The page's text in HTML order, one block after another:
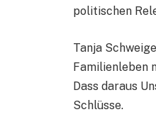
politischen
Tanja
Familienleben
Dass daraus
Schlüsse.